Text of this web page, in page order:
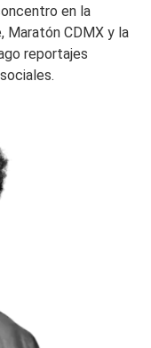
en la
Maratón CDMX y la
reportajes